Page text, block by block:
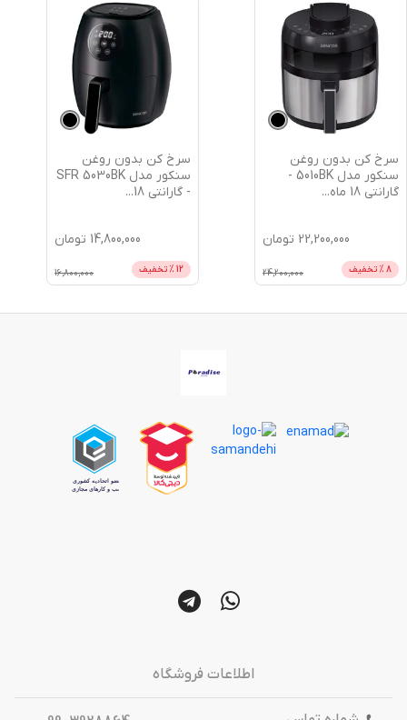
سرخ کن بدون روغن
سنکور مدل SFR 5030BK
- گارانتی 18
14,800,000 تومان
12% تخفیف 16,800,000
سرخ کن بدون روغن
گارانتی 18
17,700,000 تومان
5% تخفیف 18,700,000
اطلاعات فروشگاه